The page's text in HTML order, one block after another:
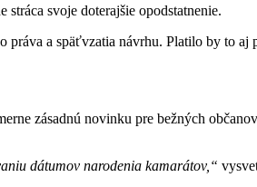
svoje doterajšie opodstatnenie.
a späťvzatia návrhu. Platilo by to aj
zásadnú novinku pre bežných
dátumov narodenia kamarátov,“